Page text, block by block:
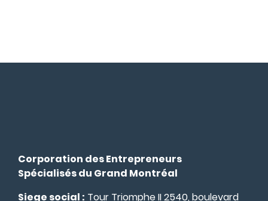
Corporation des Entrepreneurs
Spécialisés du Grand Montréal
Siege social : Tour Triomphe II 2540, boulevard